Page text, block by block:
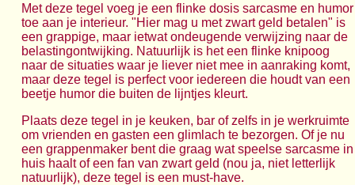
Met deze tegel voeg je een flinke dosis sarcasme en humor
toe aan je interieur. "Hier mag u met zwart geld betalen" is
een grappige, maar ietwat ondeugende verwijzing naar de
belastingontwijking. Natuurlijk is het een flinke knipoog
naar de situaties waar je liever niet mee in aanraking komt,
maar deze tegel is perfect voor iedereen die houdt van een
beetje humor die buiten de lijntjes kleurt.
Plaats deze tegel in je keuken, bar of zelfs in je werkruimte
om vrienden en gasten een glimlach te bezorgen. Of je nu
een grappenmaker bent die graag wat speelse sarcasme in
huis haalt of een fan van zwart geld (nou ja, niet letterlijk
natuurlijk), deze tegel is een must-have.